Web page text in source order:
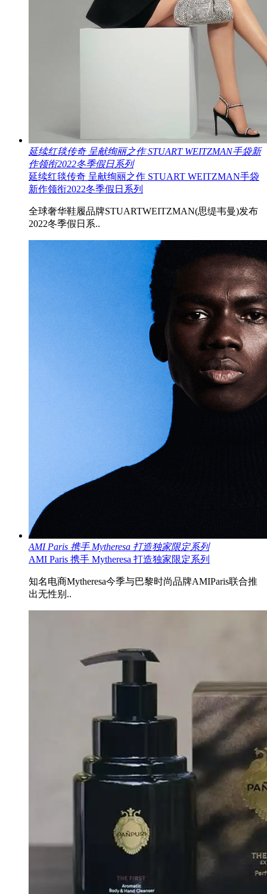
延续红毯传奇 呈献绚丽之作 STUART WEITZMAN手袋新
作领衔2022冬季假日系列
延续红毯传奇 呈献绚丽之作 STUART WEITZMAN手袋
新作领衔2022冬季假日系列
全球奢华鞋履品牌STUARTWEITZMAN(思缇韦曼)发布
2022冬季假日系..
AMI Paris 携手 Mytheresa 打造独家限定系列
AMI Paris 携手 Mytheresa 打造独家限定系列
知名电商Mytheresa今季与巴黎时尚品牌AMIParis联合推
出无性别..